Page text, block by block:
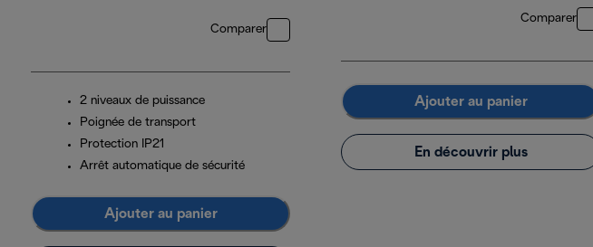
Comparer
2 niveaux de puissance
Poignée de transport
Protection IP21
Arrêt automatique de sécurité
Ajouter au panier
Comparer
Ajouter au panier
En découvrir plus